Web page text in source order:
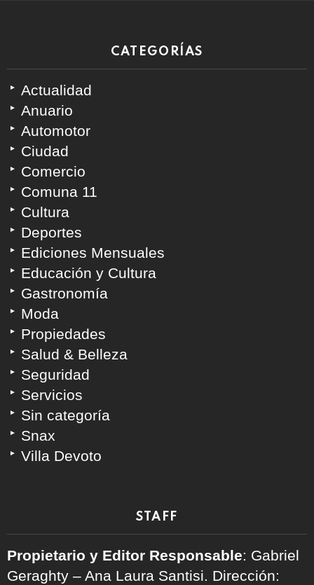
CATEGORÍAS
Actualidad
Anuario
Automotor
Ciudad
Comercio
Comuna 11
Cultura
Deportes
Ediciones Mensuales
Educación y Cultura
Gastronomía
Moda
Propiedades
Salud & Belleza
Seguridad
Servicios
Sin categoría
Snax
Villa Devoto
STAFF
Propietario y Editor Responsable: Gabriel
Geraghty – Ana Laura Santisi. Dirección: